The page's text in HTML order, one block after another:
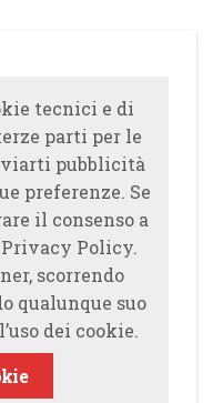
tecnici e di
parti per le
pubblicità
preferenze. Se
il consenso a
Policy.
scorrendo
qualunque suo
dei cookie.